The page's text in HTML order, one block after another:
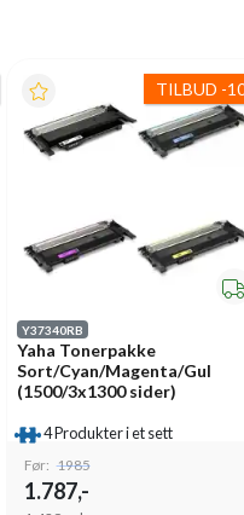
TILBUD -
Y37340RB
Yaha Tonerpakke
Sort/Cyan/Magenta/Gul
(1500/3x1300 sider)
4 Produkter i et sett
Før: 1985
1.787,-